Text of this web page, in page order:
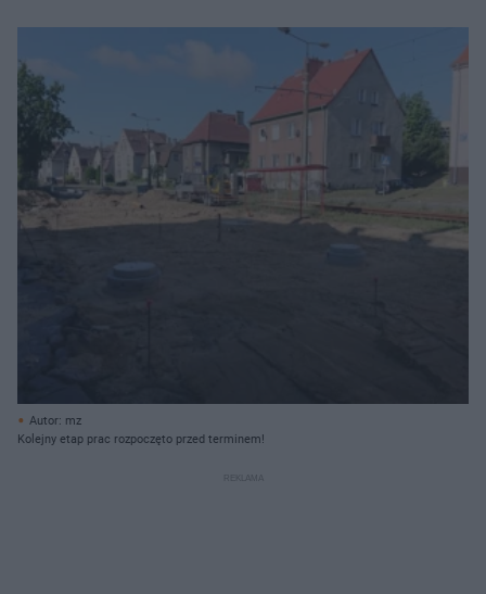
Autor: mz
Kolejny etap prac rozpoczęto przed terminem!